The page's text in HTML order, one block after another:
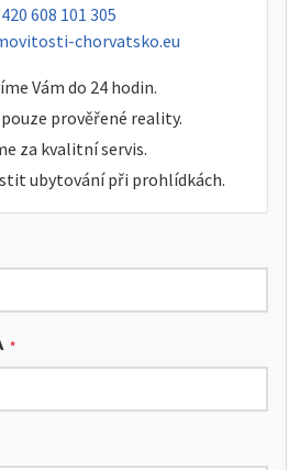
608 101 305
chorvatsko.eu
Vám do 24 hodin.
prověřené reality.
za kvalitní servis.
ubytování při prohlídkách.
*